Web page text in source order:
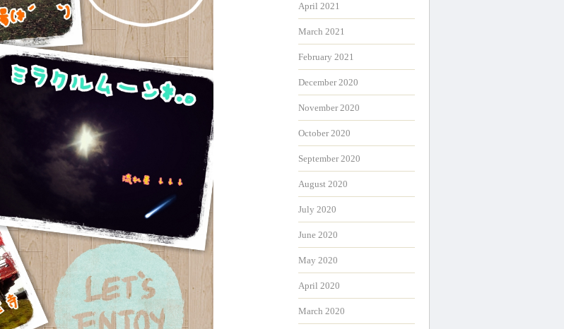
April 2021
March 2021
February 2021
December 2020
November 2020
October 2020
September 2020
August 2020
July 2020
June 2020
May 2020
April 2020
March 2020